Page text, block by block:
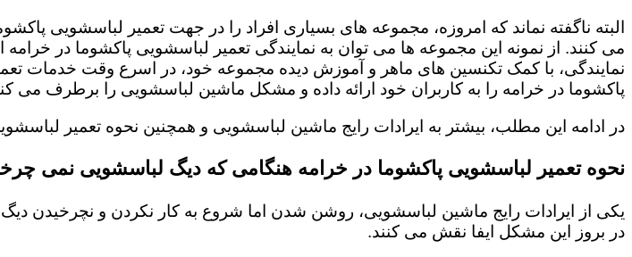
البته ناگفته نماند که امروزه، مجموعه های بسیاری افراد را در جهت تعمیر لباسشویی
می کنند. از نمونه این مجموعه ها می توان به نمایندگی تعمیر لباسشویی پاکشوما در خرامه
نمایندگی، با کمک تکنسین های ماهر و آموزش دیده مجموعه خود، در اسرع وقت خدمات
پاکشوما در خرامه را به کاربران خود ارائه داده و مشکل ماشین لباسشویی را برطرف می
در ادامه این مطلب، بیشتر به ایرادات رایج ماشین لباسشویی و همچنین نحوه تعمیر
نحوه تعمیر لباسشویی پاکشوما در خرامه هنگامی که دیگ لباسشویی نمی
یکی از ایرادات رایج ماشین لباسشویی، روشن شدن اما شروع به کار نکردن و نچرخیدن
در بروز این مشکل ایفا نقش می کنند.